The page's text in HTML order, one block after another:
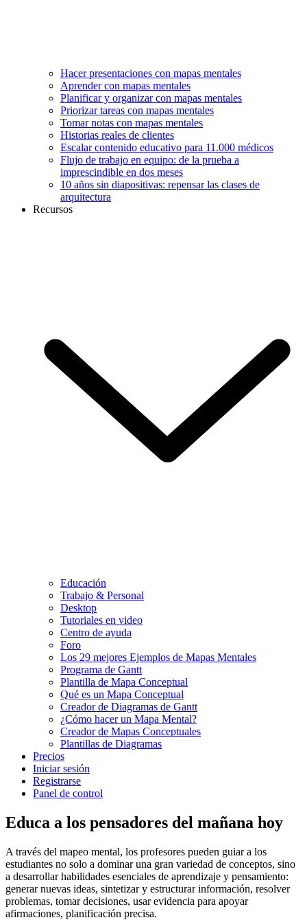
Hacer presentaciones con mapas mentales
Aprender con mapas mentales
Planificar y organizar con mapas mentales
Priorizar tareas con mapas mentales
Tomar notas con mapas mentales
Historias reales de clientes
Escalar contenido educativo para 11.000 médicos
Flujo de trabajo en equipo: de la prueba a
imprescindible en dos meses
10 años sin diapositivas: repensar las clases de
arquitectura
Recursos
Educación
Trabajo & Personal
Desktop
Tutoriales en video
Centro de ayuda
Foro
Los 29 mejores Ejemplos de Mapas Mentales
Programa de Gantt
Plantilla de Mapa Conceptual
Qué es un Mapa Conceptual
Creador de Diagramas de Gantt
¿Cómo hacer un Mapa Mental?
Creador de Mapas Conceptuales
Plantillas de Diagramas
Precios
Iniciar sesión
Registrarse
Panel de control
Educa a los pensadores del mañana hoy
A través del mapeo mental, los profesores pueden guiar a los
estudiantes no solo a dominar una gran variedad de conceptos, sino
a desarrollar habilidades esenciales de aprendizaje y pensamiento:
generar nuevas ideas, sintetizar y estructurar información, resolver
problemas, tomar decisiones, usar evidencia para apoyar
afirmaciones, planificación precisa.